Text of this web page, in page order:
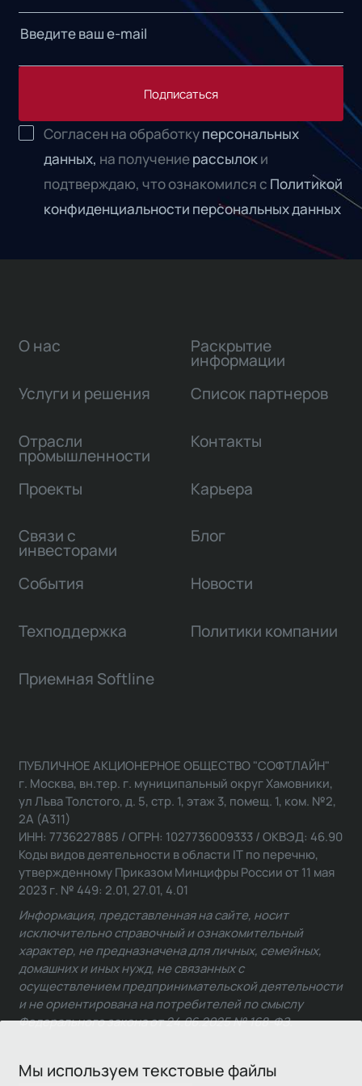
Подписаться
Согласен на обработкуперсональных
данных, на получениерассылоки
подтверждаю, что ознакомился с Политикой
конфиденциальности персональных данных
Мы используем текстовые файлы
О нас
Услуги и решения
Отрасли
промышленности
Проекты
Связи с
инвесторами
Раскрытие
информации
Список партнеров
Контакты
Карьера
Блог
События Новости
Техподдержка Политики компании
Приемная Softline
ПУБЛИЧНОЕ АКЦИОНЕРНОЕ ОБЩЕСТВО "СОФТЛАЙН"
г. Москва, вн.тер. г. муниципальный округ Хамовники,
ул Льва Толстого, д. 5, стр. 1, этаж 3, помещ. 1, ком. №2,
2А (А311)
ИНН: 7736227885 / ОГРН: 1027736009333 / ОКВЭД: 46.90
Коды видов деятельности в области IT по перечню,
утвержденному Приказом Минцифры России от 11 мая
2023 г. № 449: 2.01, 27.01, 4.01
Информация, представленная на сайте, носит
исключительно справочный и ознакомительный
характер, не предназначена для личных, семейных,
домашних и иных нужд, не связанных с
осуществлением предпринимательской деятельности
и не ориентирована на потребителей по смыслу
Федерального закона от 24.06.2025 № 168-ФЗ.